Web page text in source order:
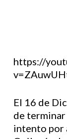
https://
El 16 de
de terminar
intento por